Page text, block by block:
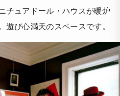
チュアドール・ハウスが暖炉
び心満天のスペースです。